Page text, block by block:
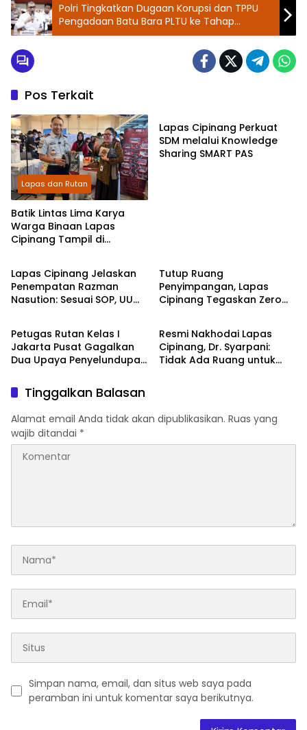
Polri Tingkatkan Dugaan Korupsi dan TPPU
Pengadaan Batu Bara PLTU ke Tahap
Penyidikan, Kerugian Negara Diindikasikan
Pos Terkait
Lapas dan Rutan
Batik Lintas Lima Karya
Warga Binaan Lapas
Cipinang Tampil di
Kesempatan Kedua
Lapas Cipinang Perkuat
SDM melalui Knowledge
Sharing SMART PAS
Lapas dan Rutan
Lapas Cipinang Jelaskan
Penempatan Razman
Nasution: Sesuai SOP, UU
Tutup Ruang
Penyimpangan, Lapas
Cipinang Tegaskan Zero
Layanan Integrasi Bebas
Biaya
Lapas dan Rutan
Petugas Rutan Kelas I
Jakarta Pusat Gagalkan
Dua Upaya Penyelundupan
Lapas dan Rutan
Resmi Nakhodai Lapas
Cipinang, Dr. Syarpani:
Tidak Ada Ruang untuk
Tinggalkan Balasan
Alamat email Anda tidak akan dipublikasikan. Ruas yang
wajib ditandai *
Simpan nama, email, dan situs web saya pada
peramban ini untuk komentar saya berikutnya.